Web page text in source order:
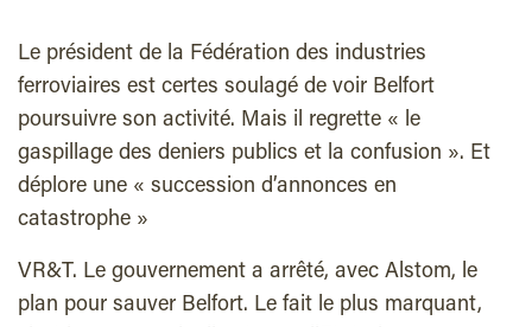
Le président de la Fédération des industries
ferroviaires est certes soulagé de voir Belfort
poursuivre son activité. Mais il regrette « le
gaspillage des deniers publics et la confusion ». Et
déplore une « succession d’annonces en
catastrophe »
VR&T. Le gouvernement a arrêté, avec Alstom, le
plan pour sauver Belfort. Le fait le plus marquant,